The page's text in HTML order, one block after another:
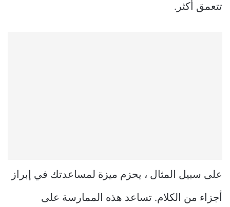
تتعمق أكثر.
على سبيل المثال ، يحزم ميزة لمساعدتك في إبراز
أجزاء من الكلام. تساعد هذه الممارسة على